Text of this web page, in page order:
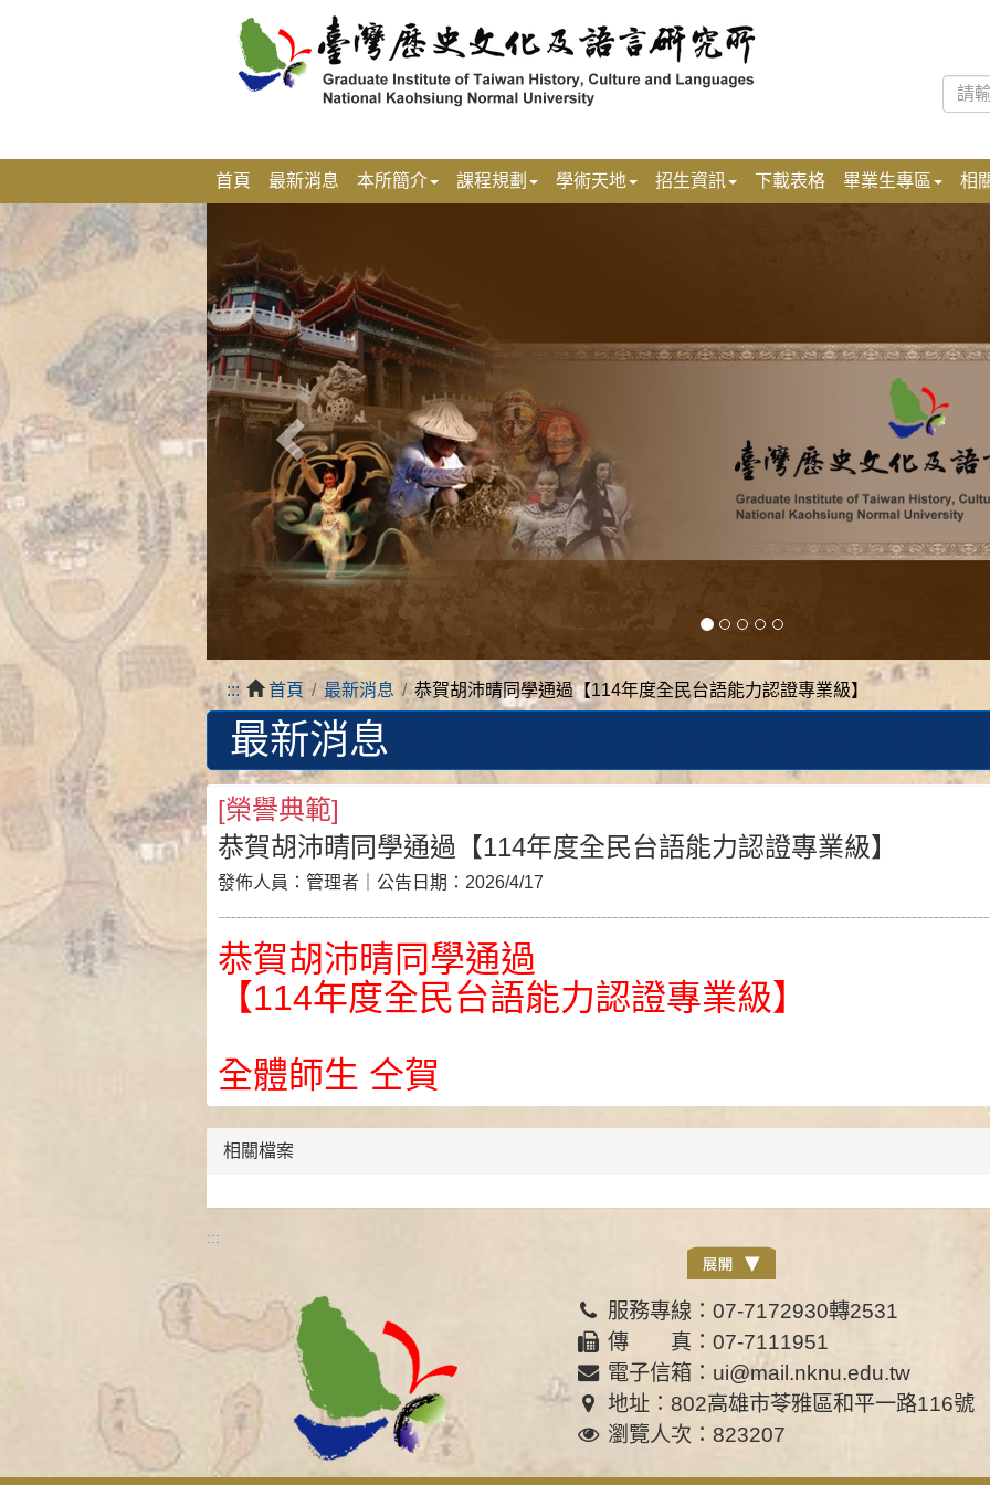
區
塊
首頁 最新消息 本所簡介 課程規劃 學術天地 招生資訊 下載表格 畢業生專區 相
一
張
::: 首頁 最新消息 恭賀胡沛晴同學通過【114年度全民台語能力認證專業級】
最新消息
[榮譽典範]
恭賀胡沛晴同學通過【114年度全民台語能力認證專業級】
發佈人員： 管理者 ｜公告日期： 2026/4/17
恭賀胡沛晴同學通過
【114年度全民台語能力認證專業級】
全體師生 仝賀
相關檔案
:::
服務專線：07-7172930轉2531
傳 真：07-7111951
電子信箱：ui@mail.nknu.edu.tw
地址：802高雄市苓雅區和平一路116號
瀏覽人次：823207